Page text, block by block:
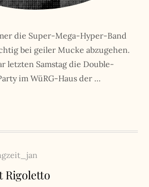
die Super-Mega-Hyper-Band
bei geiler Mucke abzugehen.
letzten Samstag die Double-
im WüRG-Haus der …
Rigoletto